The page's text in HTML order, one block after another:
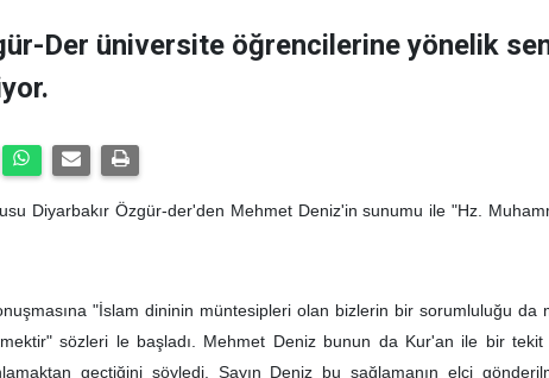
Der üniversite öğrencilerine yönelik
Diyarbakır Özgür-der'den Mehmet Deniz'in sunumu ile "Hz.
"İslam dininin müntesipleri olan bizlerin bir sorumluluğu da
sözleri le başladı. Mehmet Deniz bunun da Kur'an ile bir
geçtiğini söyledi. Sayın Deniz bu sağlamanın elçi